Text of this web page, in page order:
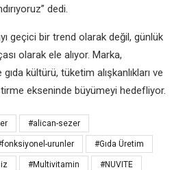
dedi.
geçici bir trend olarak değil, günlük
olarak ele alıyor. Marka,
kültürü, tüketim alışkanlıkları ve
ekseninde büyümeyi hedefliyor.
#alican-sezer
urunler #Gıda Üretim
#Multivitamin #NUVITE